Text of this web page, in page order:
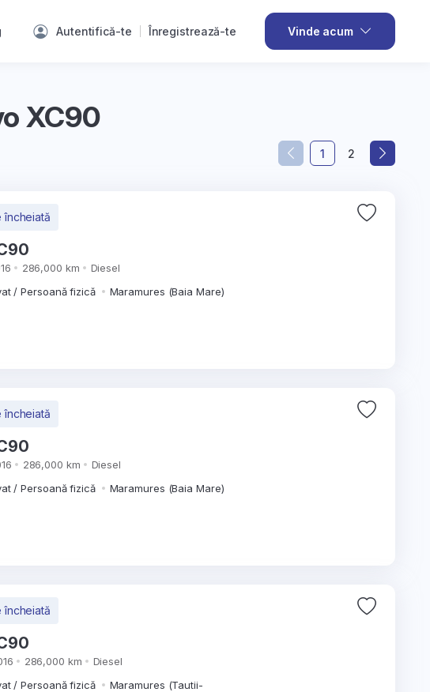
Autentifică-te Înregistrează-te Vinde acum
XC90
1 2
încheiată
286,000 km
Diesel
/ Persoană fizică
Maramures (Baia Mare)
încheiată
286,000 km
Diesel
/ Persoană fizică
Maramures (Baia Mare)
încheiată
286,000 km
Diesel
/ Persoană fizică
Maramures (Tautii-